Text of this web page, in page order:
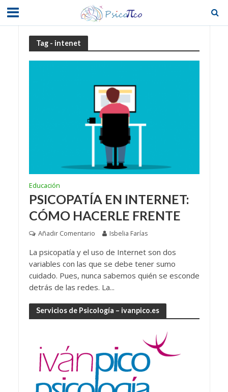
Tag - intenet
Educación
PSICOPATÍA EN INTERNET:
CÓMO HACERLE FRENTE
Añadir Comentario Isbelia Farías
La psicopatía y el uso de Internet son dos
variables con las que se debe tener sumo
cuidado. Pues, nunca sabemos quién se esconde
detrás de las redes. La...
Servicios de Psicología – ivanpico.es